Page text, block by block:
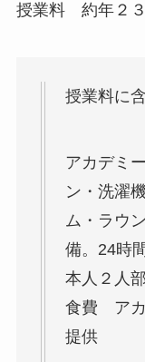
授業料 約年２
授業料に
アカデミ
ン・洗濯
ム・ラウ
備。24時
本人２人
食費 アカ
提供